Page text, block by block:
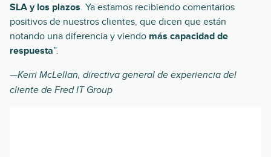
SLA y los plazos. Ya estamos recibiendo comentarios
positivos de nuestros clientes, que dicen que están
notando una diferencia y viendo más capacidad de
respuesta”.
—Kerri McLellan, directiva general de experiencia del
cliente de Fred IT Group